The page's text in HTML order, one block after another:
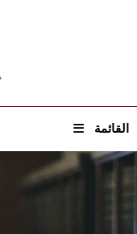
القائمة